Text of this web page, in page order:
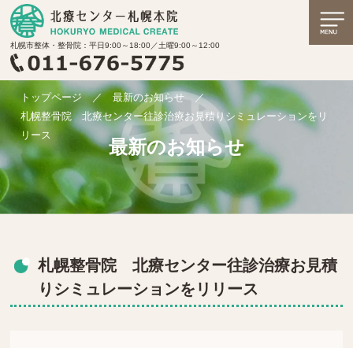
札幌市整体・整骨院：平日9:00～18:00／土曜9:00～12:00
トップページ ／ 最新のお知らせ
／
札幌整骨院 北療センター往診治療お見積りシミュレーションをリ
リース
最新のお知らせ
札幌整骨院 北療センター往診治療お見積
りシミュレーションをリリース